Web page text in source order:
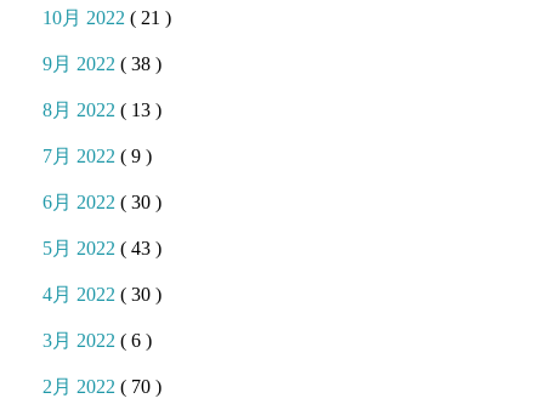
10月 2022( 21 )
9月 2022( 38 )
8月 2022( 13 )
7月 2022( 9 )
6月 2022( 30 )
5月 2022( 43 )
4月 2022( 30 )
3月 2022( 6 )
2月 2022( 70 )